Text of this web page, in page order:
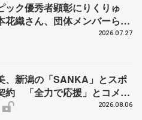
ック優秀者顕彰にりくりゅ
花織さん、団体メンバーら
文科省が表彰式、ブルーノ・
2026.07.27
、新潟の「SANKA」とスポ
約 「全力で応援」とコメン
2026.08.06